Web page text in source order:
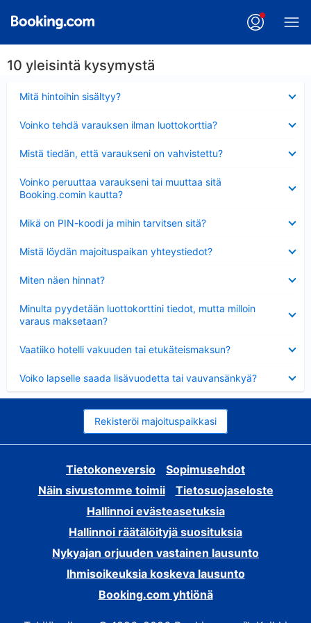
10 yleisintä kysymystä
Mitä hintoihin sisältyy?
Voinko tehdä varauksen ilman luottokorttia?
Mistä tiedän, että varaukseni on vahvistettu?
Voinko peruuttaa varaukseni tai muuttaa sitä
Booking.comin kautta?
Mikä on PIN-koodi ja mihin tarvitsen sitä?
Mistä löydän majoituspaikan yhteystiedot?
Miten näen hinnat?
Minulta pyydetään luottokorttini tiedot, mutta milloin
varaus maksetaan?
Vaatiiko hotelli vakuuden tai etukäteismaksun?
Voiko lapselle saada lisävuodetta tai vauvansänkyä?
Rekisteröi majoituspaikkasi
Tietokoneversio
Sopimusehdot
Näin sivustomme toimii
Tietosuojaseloste
Hallinnoi evästeasetuksia
Hallinnoi räätälöityjä suosituksia
Nykyajan orjuuden vastainen lausunto
Ihmisoikeuksia koskeva lausunto
Booking.com yhtiönä